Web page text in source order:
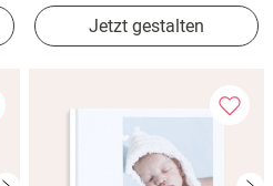
Jetzt gestalten